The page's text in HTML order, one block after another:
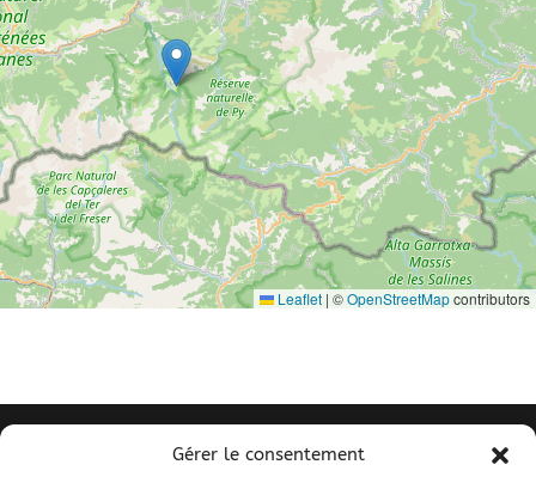
Gérer le consentement
Leaflet | ©OpenStreetMapcontributors